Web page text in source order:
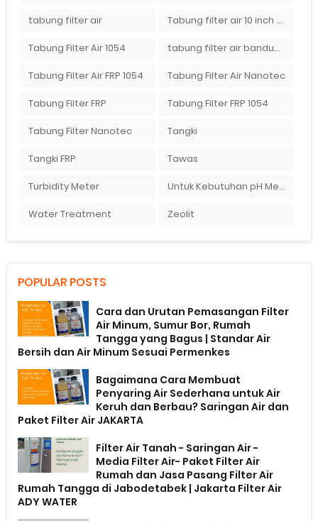
tabung filter air Tabung filter air 10 inch Agen tabung filter nanotec di bandung"
Tabung Filter Air 1054 tabung filter air bandung
Tabung Filter Air FRP 1054 Tabung Filter Air Nanotec
Tabung Filter FRP Tabung Filter FRP 1054
Tabung Filter Nanotec Tangki
Tangki FRP Tawas
Turbidity Meter Untuk Kebutuhan pH Meter Murah Hanya Di Ady Water
Water Treatment Zeolit
POPULAR POSTS
Cara dan Urutan Pemasangan Filter
Air Minum, Sumur Bor, Rumah
Tangga yang Bagus | Standar Air
Bersih dan Air Minum Sesuai Permenkes
Bagaimana Cara Membuat
Penyaring Air Sederhana untuk Air
Keruh dan Berbau? Saringan Air dan
Paket Filter Air JAKARTA
Filter Air Tanah - Saringan Air -
Media Filter Air- Paket Filter Air
Rumah dan Jasa Pasang Filter Air
Rumah Tangga di Jabodetabek | Jakarta Filter Air
ADY WATER